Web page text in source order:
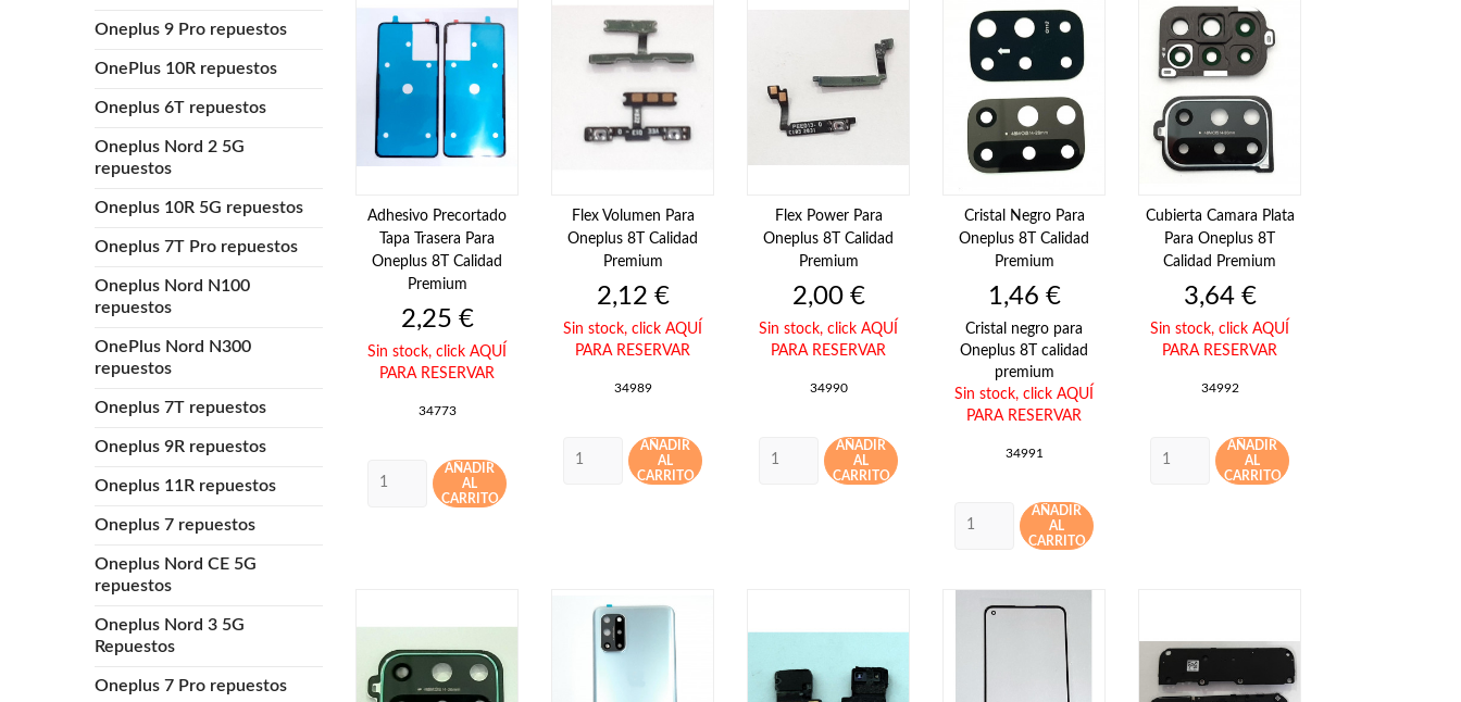
Oneplus 9 Pro repuestos
OnePlus 10R repuestos
Oneplus 6T repuestos
Oneplus Nord 2 5G
repuestos
Oneplus 10R 5G repuestos
Oneplus 7T Pro repuestos
Oneplus Nord N100
repuestos
OnePlus Nord N300
repuestos
Oneplus 7T repuestos
Oneplus 9R repuestos
Oneplus 11R repuestos
Oneplus 7 repuestos
Oneplus Nord CE 5G
repuestos
Oneplus Nord 3 5G
Repuestos
Oneplus 7 Pro repuestos
Adhesivo Precortado
Tapa Trasera Para
Oneplus 8T Calidad
Premium
Precio
2,25 €
Sin stock, click AQUÍ
PARA RESERVAR
34773
AÑADIR
AL
CARRITO
Flex Volumen Para
Oneplus 8T Calidad
Premium
Precio
2,12 €
Sin stock, click AQUÍ
PARA RESERVAR
34989
AÑADIR
AL
CARRITO
Flex Power Para
Oneplus 8T Calidad
Premium
Precio
2,00 €
Sin stock, click AQUÍ
PARA RESERVAR
34990
AÑADIR
AL
CARRITO
Cristal Negro Para
Oneplus 8T Calidad
Premium
Precio
1,46 €
Cristal negro para
Oneplus 8T calidad
premium
Sin stock, click AQUÍ
PARA RESERVAR
34991
AÑADIR
AL
CARRITO
Cubierta Camara Plata
Para Oneplus 8T
Calidad Premium
Precio
3,64 €
Sin stock, click AQUÍ
PARA RESERVAR
34992
AÑADIR
AL
CARRITO